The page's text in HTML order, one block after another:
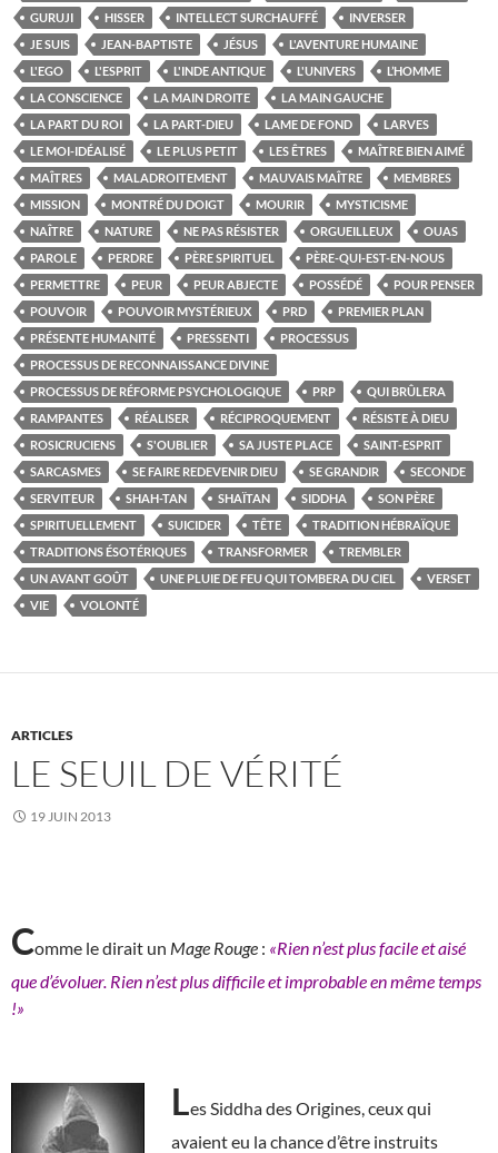
GURUJI HISSER INTELLECT SURCHAUFFÉ
INVERSER
JE SUIS
JEAN-BAPTISTE JÉSUS
L'AVENTURE HUMAINE
L'EGO
L'ESPRIT L'INDE ANTIQUE L'UNIVERS
L’HOMME
LA CONSCIENCE
LA MAIN DROITE
LA MAIN GAUCHE
LA PART DU ROI
LA PART-DIEU LAME DE FOND
LARVES
LE MOI-IDÉALISÉ
LE PLUS PETIT LES ÊTRES
MAÎTRE BIEN AIMÉ
MAÎTRES
MALADROITEMENT MAUVAIS MAÎTRE
MEMBRES
MISSION
MONTRÉ DU DOIGT MOURIR
MYSTICISME
NAÎTRE
NATURE NE PAS RÉSISTER ORGUEILLEUX
OUAS
PAROLE
PERDRE PÈRE SPIRITUEL
PÈRE-QUI-EST-EN-NOUS
PERMETTRE
PEUR PEUR ABJECTE POSSÉDÉ
POUR PENSER
POUVOIR
POUVOIR MYSTÉRIEUX PRD
PREMIER PLAN
PRÉSENTE HUMANITÉ
PRESSENTI
PROCESSUS
PROCESSUS DE RECONNAISSANCE DIVINE
PROCESSUS DE RÉFORME PSYCHOLOGIQUE
PRP
QUI BRÛLERA
RAMPANTES
RÉALISER RÉCIPROQUEMENT
RÉSISTE À DIEU
ROSICRUCIENS
S'OUBLIER SA JUSTE PLACE
SAINT-ESPRIT
SARCASMES
SE FAIRE REDEVENIR DIEU SE GRANDIR
SECONDE
SERVITEUR
SHAH-TAN SHAÏTAN SIDDHA
SON PÈRE
SPIRITUELLEMENT
SUICIDER TÊTE
TRADITION HÉBRAÏQUE
TRADITIONS ÉSOTÉRIQUES
TRANSFORMER
TREMBLER
UN AVANT GOÛT
UNE PLUIE DE FEU QUI TOMBERA DU CIEL
VERSET
VIE
VOLONTÉ
ARTICLES
LE SEUIL DE VÉRITÉ
19 JUIN 2013
Comme le dirait un Mage Rouge : «Rien n’est plus facile et aisé
que d’évoluer. Rien n’est plus difficile et improbable en même temps
!»
Les Siddha des Origines, ceux qui
avaient eu la chance d’être instruits